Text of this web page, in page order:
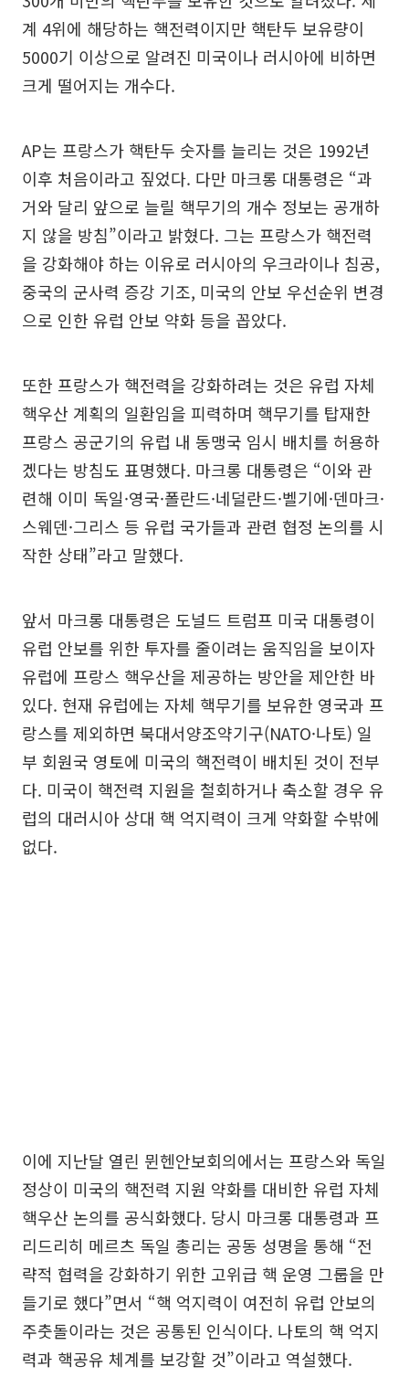
계 4위에 해당하는 핵전력이지만 핵탄두 보유량이
5000기 이상으로 알려진 미국이나 러시아에 비하면
크게 떨어지는 개수다.
AP는 프랑스가 핵탄두 숫자를 늘리는 것은 1992년
이후 처음이라고 짚었다. 다만 마크롱 대통령은 “과
거와 달리 앞으로 늘릴 핵무기의 개수 정보는 공개하
지 않을 방침”이라고 밝혔다. 그는 프랑스가 핵전력
을 강화해야 하는 이유로 러시아의 우크라이나 침공,
중국의 군사력 증강 기조, 미국의 안보 우선순위 변경
으로 인한 유럽 안보 약화 등을 꼽았다.
또한 프랑스가 핵전력을 강화하려는 것은 유럽 자체
핵우산 계획의 일환임을 피력하며 핵무기를 탑재한
프랑스 공군기의 유럽 내 동맹국 임시 배치를 허용하
겠다는 방침도 표명했다. 마크롱 대통령은 “이와 관
련해 이미 독일·영국·폴란드·네덜란드·벨기에·덴마크·
스웨덴·그리스 등 유럽 국가들과 관련 협정 논의를 시
작한 상태”라고 말했다.
앞서 마크롱 대통령은 도널드 트럼프 미국 대통령이
유럽 안보를 위한 투자를 줄이려는 움직임을 보이자
유럽에 프랑스 핵우산을 제공하는 방안을 제안한 바
있다. 현재 유럽에는 자체 핵무기를 보유한 영국과 프
랑스를 제외하면 북대서양조약기구(NATO·나토) 일
부 회원국 영토에 미국의 핵전력이 배치된 것이 전부
다. 미국이 핵전력 지원을 철회하거나 축소할 경우 유
럽의 대러시아 상대 핵 억지력이 크게 약화할 수밖에
없다.
이에 지난달 열린 뮌헨안보회의에서는 프랑스와 독일
정상이 미국의 핵전력 지원 약화를 대비한 유럽 자체
핵우산 논의를 공식화했다. 당시 마크롱 대통령과 프
리드리히 메르츠 독일 총리는 공동 성명을 통해 “전
략적 협력을 강화하기 위한 고위급 핵 운영 그룹을 만
들기로 했다”면서 “핵 억지력이 여전히 유럽 안보의
주춧돌이라는 것은 공통된 인식이다. 나토의 핵 억지
력과 핵공유 체계를 보강할 것”이라고 역설했다.